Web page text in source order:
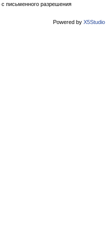
письменного разрешения
Powered by X5Studio